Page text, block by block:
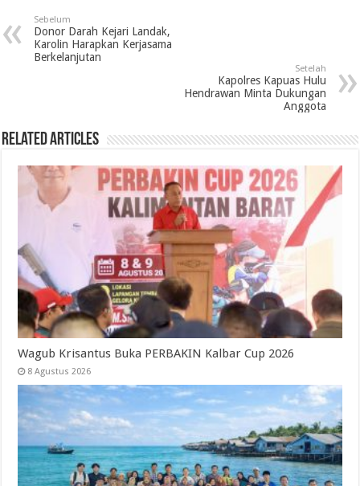
Sebelum
Donor Darah Kejari Landak,
Karolin Harapkan Kerjasama
Berkelanjutan
Setelah
Kapolres Kapuas Hulu
Hendrawan Minta Dukungan
Anggota
Related Articles
Wagub Krisantus Buka PERBAKIN Kalbar Cup 2026
8 Agustus 2026